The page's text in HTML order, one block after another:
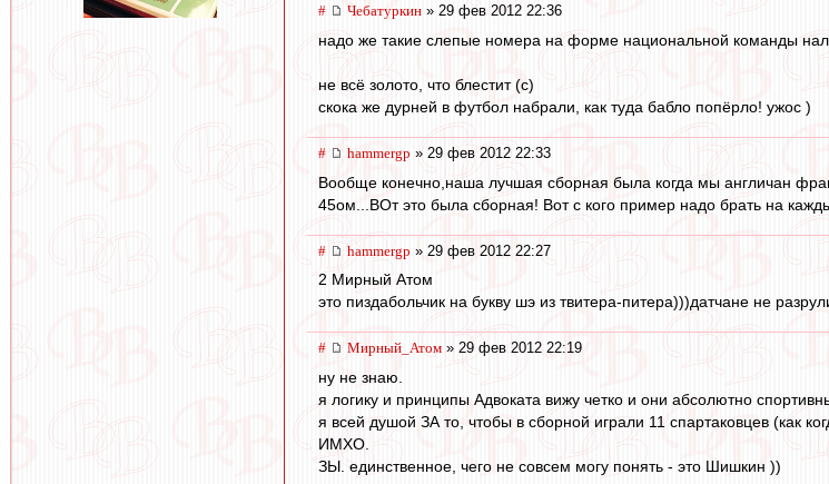
# Чебатуркин » 29 фев 2012 22:36
надо же такие слепые номера на форме национальной команды
не всё золото, что блестит (с)
скока же дурней в футбол набрали, как туда бабло попёрло! ужос )
# hammergp » 29 фев 2012 22:33
Вообще конечно,наша лучшая сборная была когда мы англичан
45ом...ВОт это была сборная! Вот с кого пример надо брать на
# hammergp » 29 фев 2012 22:27
2 Мирный Атом
это пиздабольчик на букву шэ из твитера-питера)))датчане не
# Мирный_Атом » 29 фев 2012 22:19
ну не знаю.
я логику и принципы Адвоката вижу четко и они абсолютно
я всей душой ЗА то, чтобы в сборной играли 11 спартаковцев (как
ИМХО.
ЗЫ. единственное, чего не совсем могу понять - это Шишкин ))